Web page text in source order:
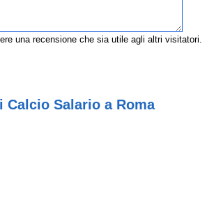
una recensione che sia utile agli altri visitatori.
Calcio Salario a Roma